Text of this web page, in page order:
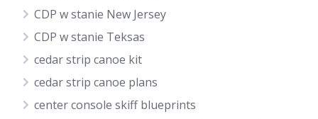
CDP w stanie New Jersey
CDP w stanie Teksas
cedar strip canoe kit
cedar strip canoe plans
center console skiff blueprints